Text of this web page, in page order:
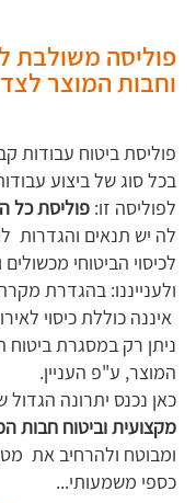
פוליסה משולבת
וחבות המוצר
פוליסת ביטוח עבודות
בכל סוג של ביצוע
לפוליסה זו: פוליסת כל
לה יש תנאים והגדרות
לכיסוי הביטוחי
ולענייננו: בהגדרת
איננה כוללת כיסוי
ניתן רק במסגרת ביטוח
המוצר, ע"פ העניין.
כאן נכנס יתרונה הגדול
מקצועית וביטוח חבות
ומבוטח ולהרחיב את
כספי משמעותי...